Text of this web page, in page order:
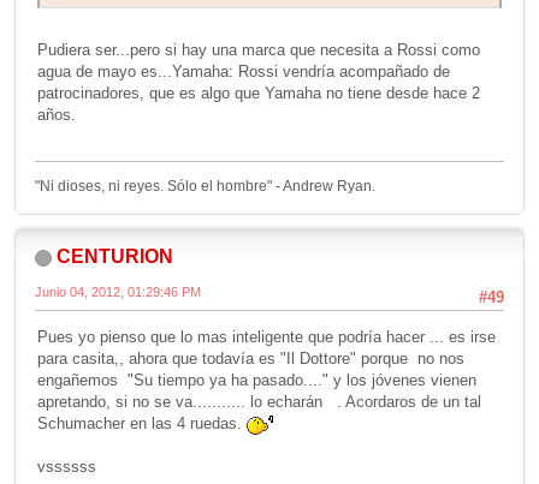
Pudiera ser...pero si hay una marca que necesita a Rossi como
agua de mayo es...Yamaha: Rossi vendría acompañado de
patrocinadores, que es algo que Yamaha no tiene desde hace 2
años.
"Ni dioses, ni reyes. Sólo el hombre" - Andrew Ryan.
CENTURION
#49
Junio 04, 2012, 01:29:46 PM
Pues yo pienso que lo mas inteligente que podría hacer ... es irse
para casita,, ahora que todavía es "Il Dottore" porque no nos
engañemos "Su tiempo ya ha pasado...." y los jóvenes vienen
apretando, si no se va........... lo echarán . Acordaros de un tal
Schumacher en las 4 ruedas.
vssssss